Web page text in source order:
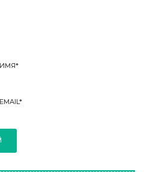
ИМЯ*
EMAIL*